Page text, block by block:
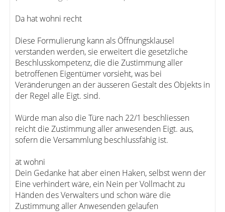
Da hat wohni recht
Diese Formulierung kann als Öffnungsklausel
verstanden werden, sie erweitert die gesetzliche
Beschlusskompetenz, die die Zustimmung aller
betroffenen Eigentümer vorsieht, was bei
Veränderungen an der äusseren Gestalt des Objekts in
der Regel alle Eigt. sind.
Würde man also die Türe nach 22/1 beschliessen
reicht die Zustimmung aller anwesenden Eigt. aus,
sofern die Versammlung beschlussfähig ist.
ät wohni
Dein Gedanke hat aber einen Haken, selbst wenn der
Eine verhindert wäre, ein Nein per Vollmacht zu
Händen des Verwalters und schon wäre die
Zustimmung aller Anwesenden gelaufen